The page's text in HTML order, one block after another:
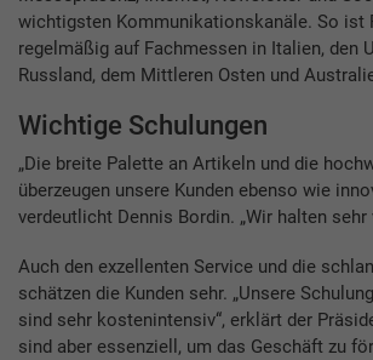
wichtigsten Kommunikationskanäle. So ist
regelmäßig auf Fachmessen in Italien, den
Russland, dem Mittleren Osten und
Wichtige Schulungen
„Die breite Palette an Artikeln und die
überzeugen unsere Kunden ebenso wie
verdeutlicht Dennis Bordin. „Wir halten sehr
Auch den exzellenten Service und die
schätzen die Kunden sehr. „Unsere
sind sehr kostenintensiv“, erklärt der
sind aber essenziell, um das Geschäft zu